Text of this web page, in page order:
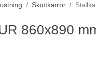
Skottkärror
860x890